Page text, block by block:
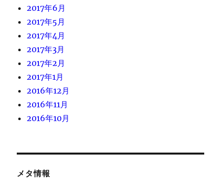
2017年6月
2017年5月
2017年4月
2017年3月
2017年2月
2017年1月
2016年12月
2016年11月
2016年10月
メタ情報